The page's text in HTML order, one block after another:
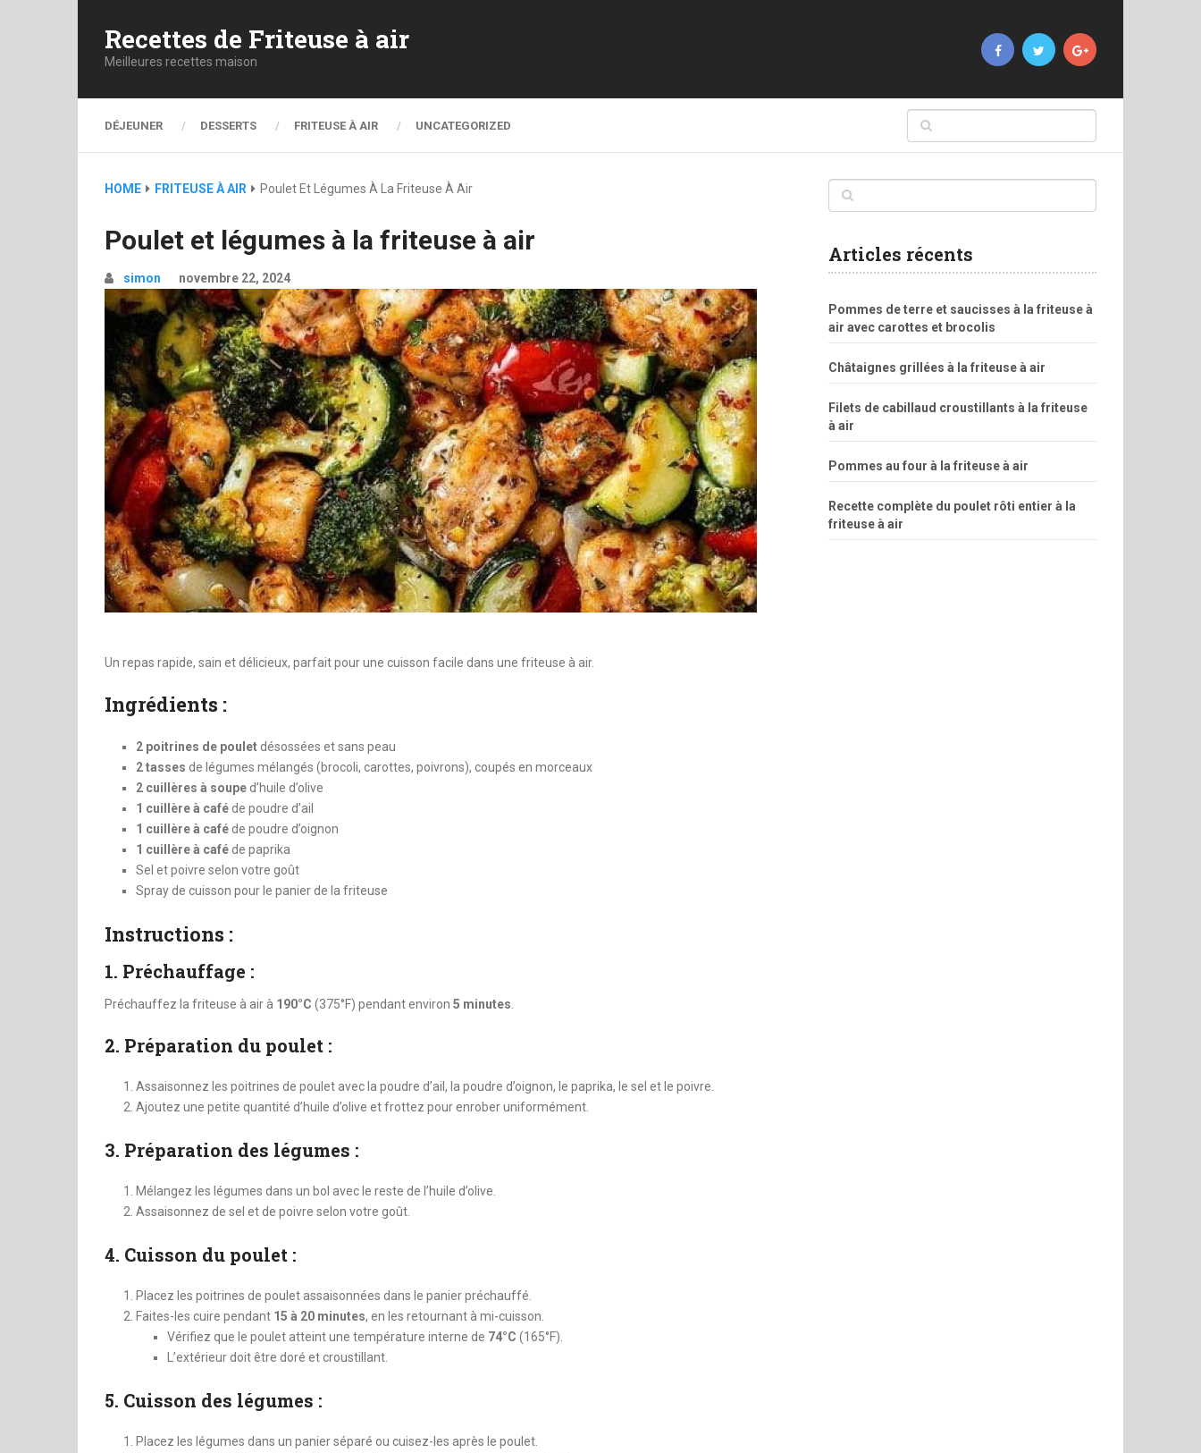
Recettes de Friteuse à air
Meilleures recettes maison
DÉJEUNER DESSERTS FRITEUSE À AIR UNCATEGORIZED
HOME FRITEUSE À AIR Poulet Et Légumes À La Friteuse À Air
Poulet et légumes à la friteuse à air
simon novembre 22, 2024
Un repas rapide, sain et délicieux, parfait pour une cuisson facile dans une friteuse à air.
Ingrédients :
2 poitrines de poulet désossées et sans peau
2 tasses de légumes mélangés (brocoli, carottes, poivrons), coupés en morceaux
2 cuillères à soupe d’huile d’olive
1 cuillère à café de poudre d’ail
1 cuillère à café de poudre d’oignon
1 cuillère à café de paprika
Sel et poivre selon votre goût
Spray de cuisson pour le panier de la friteuse
Instructions :
1. Préchauffage :
Préchauffez la friteuse à air à 190°C (375°F) pendant environ 5 minutes
2. Préparation du poulet :
Assaisonnez les poitrines de poulet avec la poudre d’ail, la poudre d’oignon, le paprika, le sel et le poivre.
Ajoutez une petite quantité d’huile d’olive et frottez pour enrober uniformément.
3. Préparation des légumes :
Mélangez les légumes dans un bol avec le reste de l’huile d’olive.
Assaisonnez de sel et de poivre selon votre goût.
4. Cuisson du poulet :
Placez les poitrines de poulet assaisonnées dans le panier préchauffé.
Faites-les cuire pendant 15 à 20 minutes, en les retournant à mi-cuisson.
Vérifiez que le poulet atteint une température interne de 74°C (165°F).
L’extérieur doit être doré et croustillant.
5. Cuisson des légumes :
Placez les légumes dans un panier séparé ou cuisez-les après le poulet.
Articles récents
Pommes de terre et saucisses à la friteuse à
air avec carottes et brocolis
Châtaignes grillées à la friteuse à air
Filets de cabillaud croustillants à la friteuse
à air
Pommes au four à la friteuse à air
Recette complète du poulet rôti entier à la
friteuse à air